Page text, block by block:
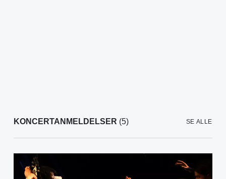
KONCERTANMELDELSER (5) SE ALLE